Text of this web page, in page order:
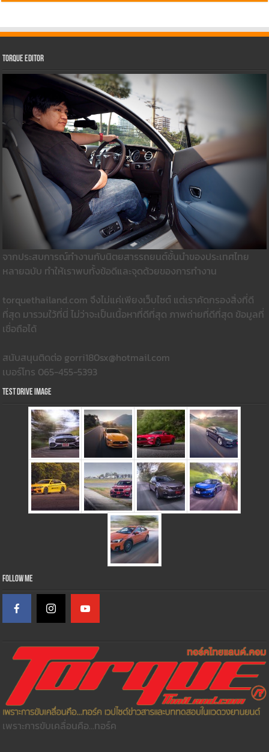
Torque Editor
จากประสบการณ์ทำงานกับนิตยสารรถยนต์ชั้นนำของประเทศไทย
หลายฉบับ ทำให้เราพบทั้งข้อดีและจุดด้วยของการทำงาน
torquethailand.com จึงไม่แค่เพียงเว็บไซต์ แต่เราคัดกรองสิ่งที่ดี
ที่สุด มารวมใว้ที่นี่ ไม่ว่าจะเป็นเนื้อหาที่ดีที่สุด ภาพถ่ายที่ดีที่สุด ข้อมูลที่
เชื่อถือได้
สนับสนุนติดต่อ gorri180sx@hotmail.com
เบอร์โทร 065-455-5393
Test Drive Image
Follow Me
เพราะการขับเคลื่อนคือ...ทอร์ค